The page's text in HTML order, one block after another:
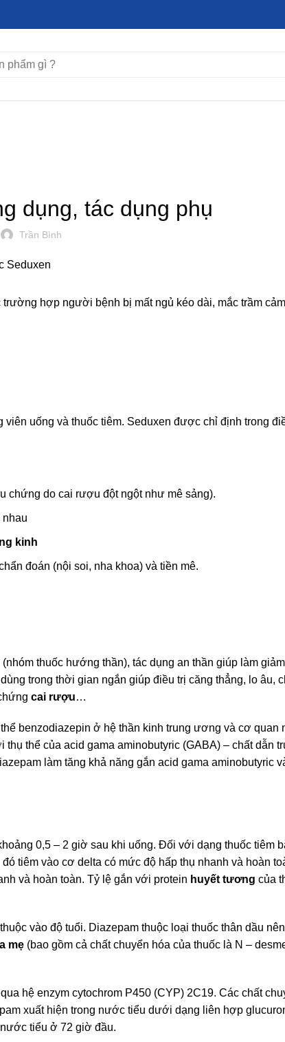
dụng, tác dụng phụ
Trần Bình
hợp người bệnh bị mất ngủ kéo dài, mắc trầm
uống và thuốc tiêm. Seduxen được chỉ định trong
chứng do cai rượu đột ngột như mê sảng).
kinh
đoán (nội soi, nha khoa) và tiền mê.
thuốc hướng thần), tác dụng an thần giúp làm
trong thời gian ngắn giúp điều trị căng thẳng, lo âu,
cai rượu…
benzodiazepin ở hệ thần kinh trung ương và cơ quan
thể của acid gama aminobutyric (GABA) – chất dẫn
làm tăng khả năng gắn acid gama aminobutyric
0,5 – 2 giờ sau khi uống. Đối với dạng thuốc tiêm
tiêm vào cơ delta có mức độ hấp thụ nhanh và hoàn
và hoàn toàn. Tỷ lệ gắn với protein huyết tương của
vào độ tuổi. Diazepam thuộc loại thuốc thân dầu
mẹ (bao gồm cả chất chuyển hóa của thuốc là N –
hệ enzym cytochrom P450 (CYP) 2C19. Các chất
xuất hiện trong nước tiểu dưới dạng liên hợp
tiểu ở 72 giờ đầu.